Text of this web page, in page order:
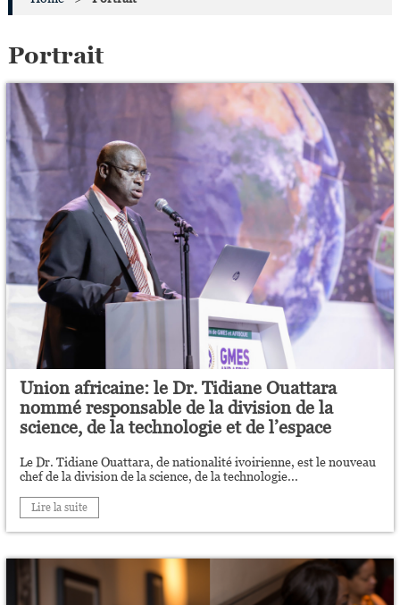
Portrait
Union africaine: le Dr. Tidiane Ouattara
nommé responsable de la division de la
science, de la technologie et de l’espace
Le Dr. Tidiane Ouattara, de nationalité ivoirienne, est le nouveau
chef de la division de la science, de la technologie...
Lire la suite